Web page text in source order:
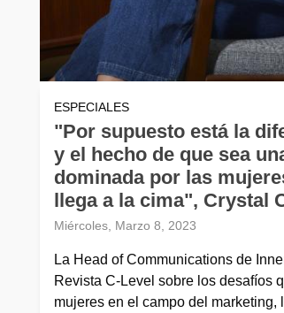
ESPECIALES
"Por supuesto está la
y el hecho de que sea
dominada por las
llega a la cima", Crystal
Miércoles, Marzo 8, 2023
La Head of Communications de
Revista C-Level sobre los desafíos
mujeres en el campo del marketing,